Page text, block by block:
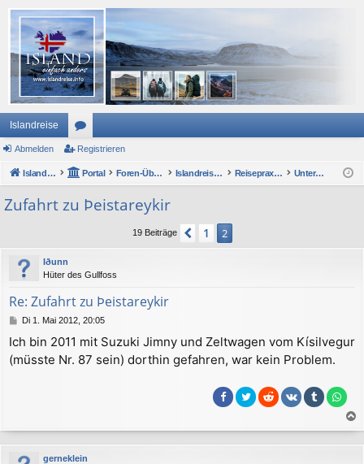
Islandreise
or
en
Abmelden Registrieren
Islandreise Portal Foren-Übersicht Islandreise Forum Reisepraxis - Urlaub in Island Unterwegs mit Auto oder Wohnmobil
Zufahrt zu Þeistareykir
19 Beiträge Vorherige
1 2
Iðunn
Hüter des Gullfoss
Re: Zufahrt zu Þeistareykir
B
i
t
Di 1. Mai 2012, 20:05
Ich bin 2011 mit Suzuki Jimny und Zeltwagen vom Kísilvegur
(müsste Nr. 87 sein) dorthin gefahren, war kein Problem.
a
c
gerneklein